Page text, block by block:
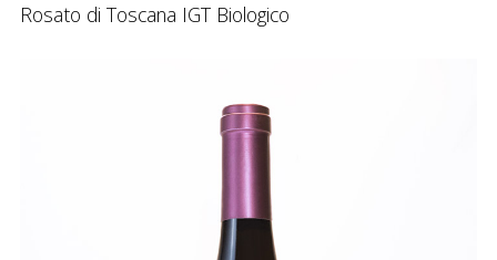
Rosato di Toscana IGT Biologico